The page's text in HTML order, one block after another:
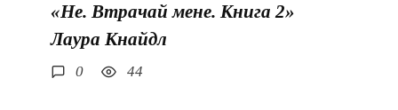
«Не. Втрачай мене. Книга 2»
Лаура Кнайдл
0 44